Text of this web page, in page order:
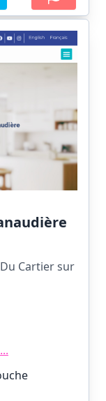
Cartier sur